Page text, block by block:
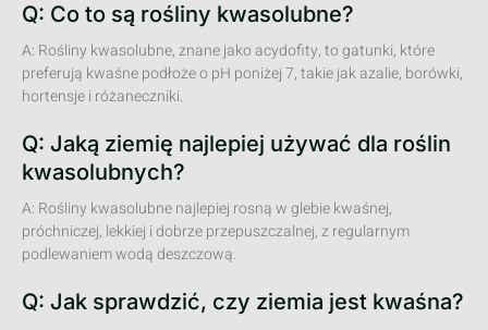
Q: Co to są rośliny kwasolubne?
A: Rośliny kwasolubne, znane jako acydofity, to gatunki, które
preferują kwaśne podłoże o pH poniżej 7, takie jak azalie, borówki,
hortensje i różaneczniki.
Q: Jaką ziemię najlepiej używać dla roślin
kwasolubnych?
A: Rośliny kwasolubne najlepiej rosną w glebie kwaśnej,
próchniczej, lekkiej i dobrze przepuszczalnej, z regularnym
podlewaniem wodą deszczową.
Q: Jak sprawdzić, czy ziemia jest kwaśna?